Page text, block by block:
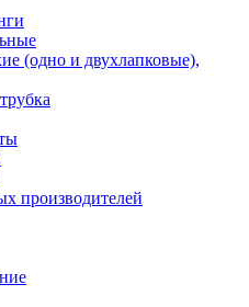
(одно и двухлапковые),
производителей